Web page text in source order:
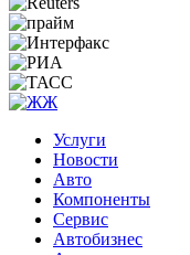
Услуги
Новости
Авто
Компоненты
Сервис
Автобизнес